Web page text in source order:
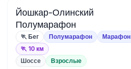
Йошкар-Олинский
Полумарафон
🏃 Бег Полумарафон
Марафон
🏃 10 км
Шоссе Взрослые